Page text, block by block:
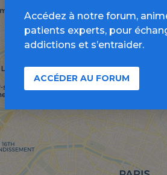
Accédez à notre forum,
patients experts, pour
addictions et s’entraider.
ACCÉDER AU FORUM